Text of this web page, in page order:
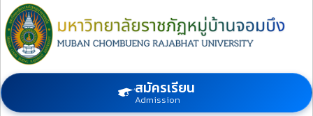
สมัครเรียน
Admission